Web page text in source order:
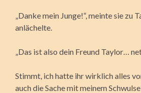
„Danke mein Junge!“, meinte sie zu
anlächelte.
„Das ist also dein Freund Taylor…
Stimmt, ich hatte ihr wirklich alles
auch die Sache mit meinem